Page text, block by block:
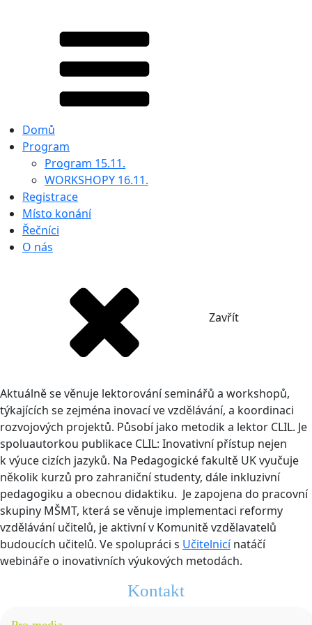
Domů
Program
Program 15.11.
WORKSHOPY 16.11.
Registrace
Místo konání
Řečníci
O nás
Zavřít
Aktuálně se věnuje lektorování seminářů a workshopů,
týkajících se zejména inovací ve vzdělávání, a koordinaci
rozvojových projektů. Působí jako metodik a lektor CLIL. Je
spoluautorkou publikace CLIL: Inovativní přístup nejen
k výuce cizích jazyků. Na Pedagogické fakultě UK vyučuje
několik kurzů pro zahraniční studenty, dále inkluzivní
pedagogiku a obecnou didaktiku. Je zapojena do pracovní
skupiny MŠMT, která se věnuje implementaci reformy
vzdělávání učitelů, je aktivní v Komunitě vzdělavatelů
budoucích učitelů. Ve spolupráci s Učitelnicínatáčí
webináře o inovativních výukových metodách.
Kontakt